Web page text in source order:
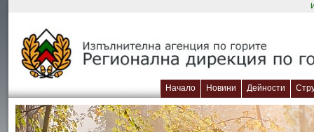
Начало Новини Дейности